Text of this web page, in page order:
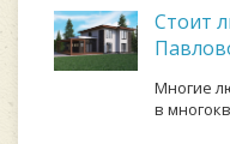
Стоит
Многие
в